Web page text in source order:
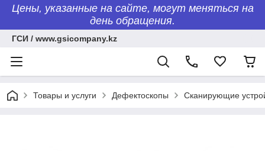
Цены, указанные на сайте, могут меняться на
день обращения.
ГСИ / www.gsicompany.kz
Товары и услуги Дефектоскопы Сканирующие